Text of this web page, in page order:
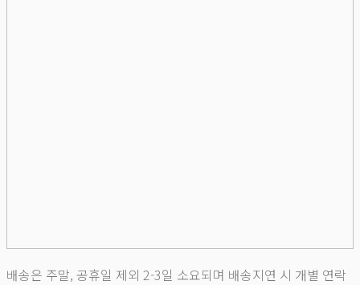
배송은 주말, 공휴일 제외 2-3일 소요되며 배송지연 시 개별 연락